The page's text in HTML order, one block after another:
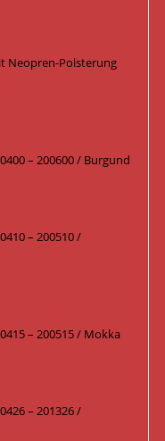
Neopren-Polsterung
– 200600 / Burgund
– 200510 /
– 200515 / Mokka
– 201326 /